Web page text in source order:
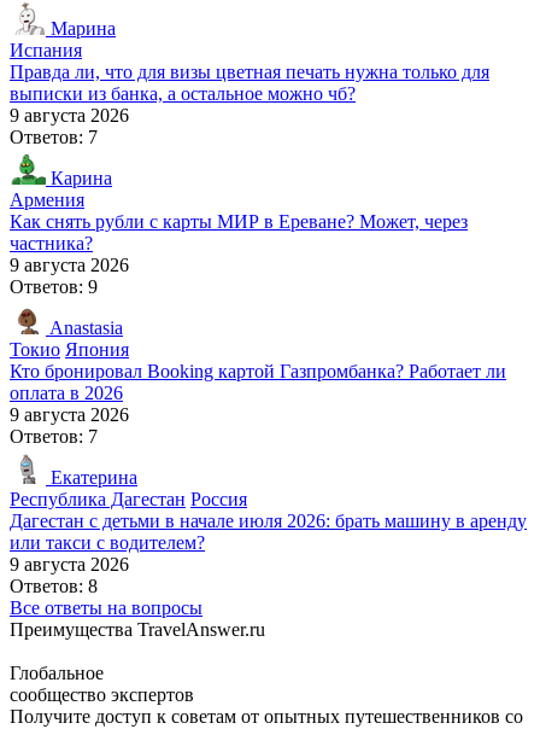
Марина
Испания
Правда ли, что для визы цветная печать нужна только для
выписки из банка, а остальное можно чб?
9 августа 2026
Ответов: 7
Карина
Армения
Как снять рубли с карты МИР в Ереване? Может, через
частника?
9 августа 2026
Ответов: 9
Anastasia
Токио Япония
Кто бронировал Booking картой Газпромбанка? Работает ли
оплата в 2026
9 августа 2026
Ответов: 7
Екатерина
Республика Дагестан Россия
Дагестан с детьми в начале июля 2026: брать машину в аренду
или такси с водителем?
9 августа 2026
Ответов: 8
Все ответы на вопросы
Преимущества TravelAnswer.ru
Глобальное
сообщество экспертов
Получите доступ к советам от опытных путешественников со